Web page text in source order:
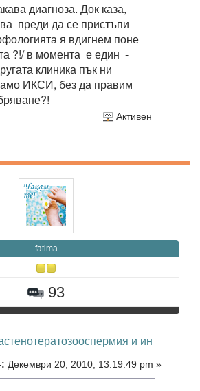
диагноза. Док каза,
преди да се пристъпи
я вдигнем поне
?!/ в момента е един -
клиника пък ни
ИКСИ, без да правим
Активен
fatima
93
и ин
Декември 20, 2010, 13:19:49 pm »